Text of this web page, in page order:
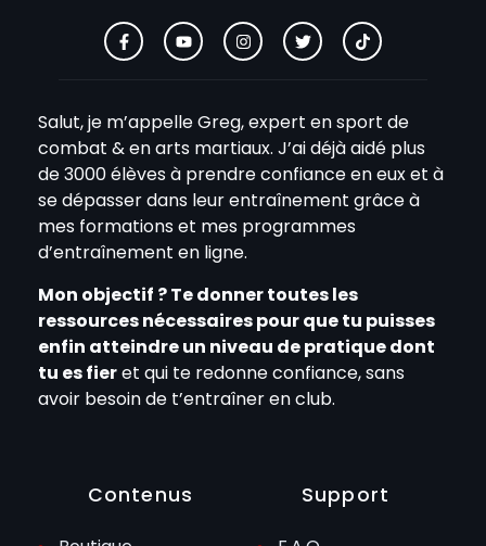
Salut, je m’appelle Greg, expert en sport de
combat & en arts martiaux. J’ai déjà aidé plus
de 3000 élèves à prendre confiance en eux et à
se dépasser dans leur entraînement grâce à
mes formations et mes programmes
d’entraînement en ligne.
Mon objectif ? Te donner toutes les
ressources nécessaires pour que tu puisses
enfin atteindre un niveau de pratique dont
tu es fieret qui te redonne confiance, sans
avoir besoin de t’entraîner en club.
Contenus Support